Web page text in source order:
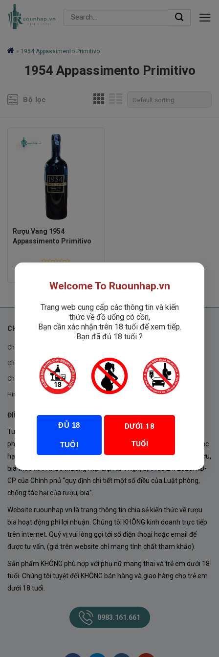
Skip
Search
» 1954 Appassimento Primitivo
1954 Appassimento Primitivo
Bộ lọc
Rượu Vang 1954
Appassimento Primitivo
CHÍNH SÁCH
Chính sách chung
Chính sách đổi trả
Chính sách mua hàng
Hình thức thanh toán
ĐIỀU KHOẢN VÀ CHÍNH SÁCH
Tuân thủ Nghị định 105/2017/NĐ-CP ngày 14/9/2017 của Chính
phủ về sản xuất, kinh doanh rượu. Tuân thủ Luật “phòng chống tác
hại của rượu, bia” số 44/2019/QH14-Điều 16 về “điều kiện bán rượu,
bia theo hình thức thương mại điện tử”; Nghị định số 24/2020/NĐ-
CP của Chính phủ “quy định chi tiết một số điều của Luật phòng,
chống tác hại của rượu, bia”.
Website ruounhap.vn là trang thông tin chia sẻ kiến thức về rượu
bia hoạt động phi lợi nhuận. Chúng tôi KHÔNG kinh doanh trực tiếp
trên internet. Quý vị vui lòng gọi tới số điện thoại hoặc email để
được tư vấn, (giá trên website chỉ mang tính chất tham khảo).
Sản phẩm KHÔNG phù hợp với phụ nữ mang thai và trẻ em dưới 18
tuổi. Chúng tôi tuyệt đối KHÔNG bán hàng và giao hàng cho trẻ em
dưới 18 tuổi.
0983.161.661
Welcome To Ruounhap.vn
Trang web cung cấp các thông tin và kiến
thức về đồ uống có cồn,
Bạn cần xác nhận trên 18 tuổi để xem tiếp.
Bạn đã đủ 18 tuổi ?
ĐỦ 18
TUỔI
DƯỚI 18
TUỔI